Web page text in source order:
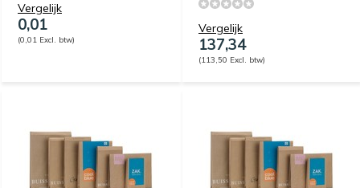
Vergelijk
0,01
(0,01 Excl. btw)
Vergelijk
137,34
(113,50 Excl. btw)